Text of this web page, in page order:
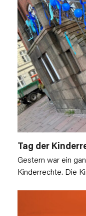
Tag der
Gestern war ein
Kinderrechte. Die